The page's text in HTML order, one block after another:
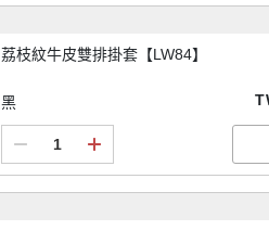
荔枝紋牛皮雙排掛套【LW84】
黑